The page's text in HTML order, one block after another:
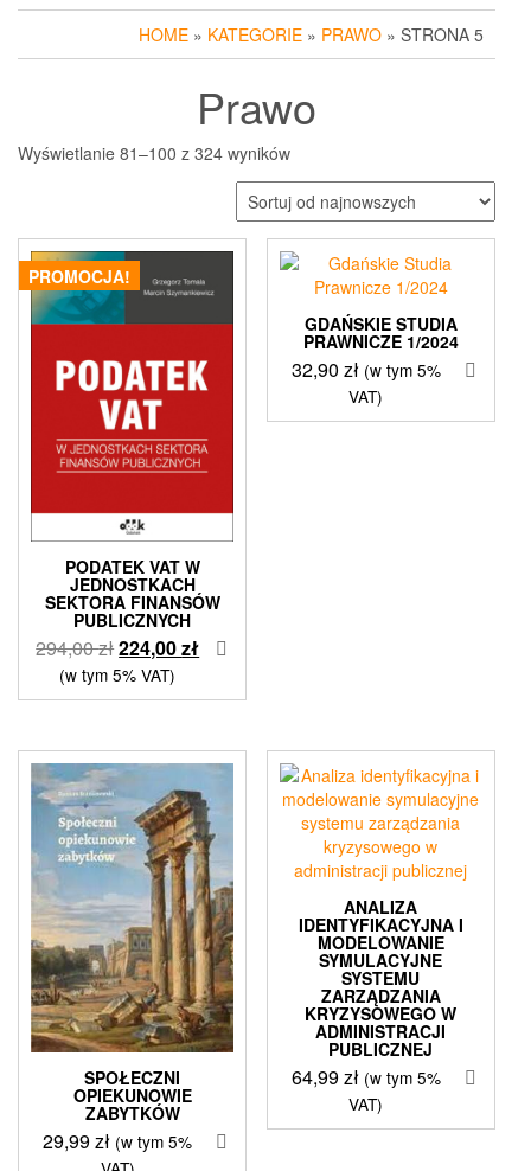
HOME » KATEGORIE » PRAWO » STRONA 5
Prawo
Wyświetlanie 81–100 z 324 wynikówPosortowane
według
najnowszych
PROMOCJA!
PODATEK VAT W
JEDNOSTKACH
SEKTORA FINANSÓW
PUBLICZNYCH
294,00złPierwotna
cena
wynosiła:
224,00złAktualna
wynosi:
(w tym 5% VAT)
GDAŃSKIE STUDIA
PRAWNICZE 1/2024
32,90 zł (w tym 5%
VAT)
SPOŁECZNI
OPIEKUNOWIE
ZABYTKÓW
29,99zł (w tym 5%
ANALIZA
IDENTYFIKACYJNA I
MODELOWANIE
SYMULACYJNE
SYSTEMU
ZARZĄDZANIA
KRYZYSOWEGO W
ADMINISTRACJI
PUBLICZNEJ
64,99zł (w tym 5%
VAT)